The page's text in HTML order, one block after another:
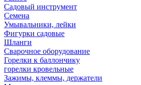
Садовый инструмент
Семена
Умывальники, лейки
Фигурки садовые
Шланги
Сварочное оборудование
Горелки к баллончику
горелки кровельные
Зажимы, клеммы, держатели